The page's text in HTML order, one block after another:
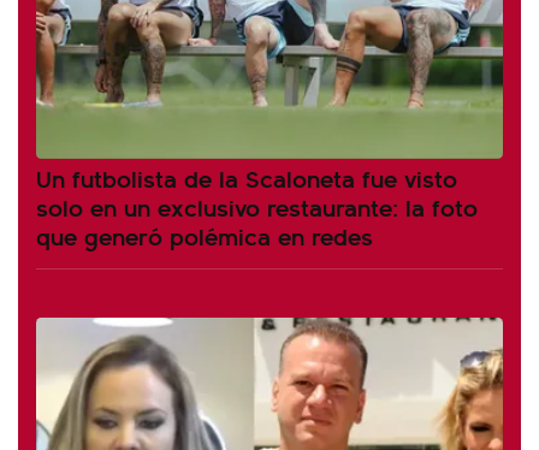
Un futbolista de la Scaloneta fue visto
solo en un exclusivo restaurante: la foto
que generó polémica en redes